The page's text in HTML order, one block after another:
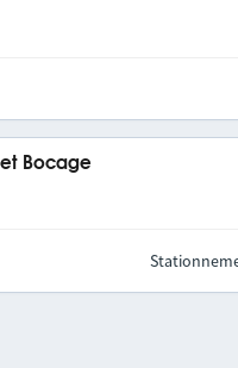
Bocage